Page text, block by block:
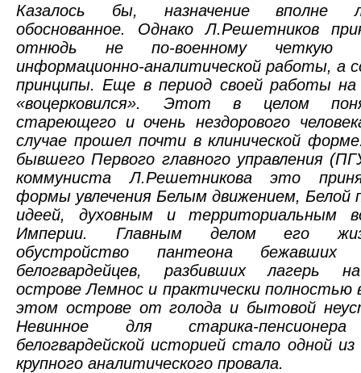
Казалось бы, назначение вполне
обоснованное. Однако Л.Решетников
отнюдь не по-военному четкую
информационно-аналитической работы, а
принципы. Еще в период своей работы на
«воцерковился». Этот в целом
стареющего и очень нездорового
случае прошел почти в клинической
бывшего Первого главного управления
коммуниста Л.Решетникова это
формы увлечения Белым движением, Белой
идеей, духовным и территориальным
Империи. Главным делом его
обустройство пантеона
белогвардейцев, разбивших лагерь
острове Лемнос и практически полностью
этом острове от голода и бытовой
Невинное для старика-пенсионера
белогвардейской историей стало одной из
крупного аналитического провала.